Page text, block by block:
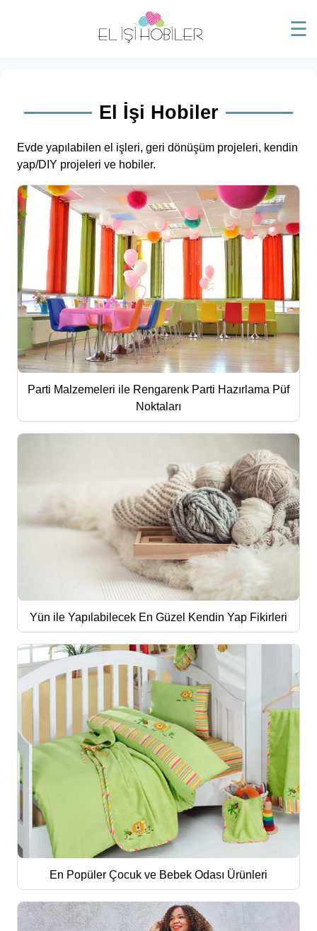
☰
El İşi Hobiler
Evde yapılabilen el işleri, geri dönüşüm projeleri, kendin
yap/DIY projeleri ve hobiler.
Parti Malzemeleri ile Rengarenk Parti Hazırlama Püf
Noktaları
Yün ile Yapılabilecek En Güzel Kendin Yap Fikirleri
En Popüler Çocuk ve Bebek Odası Ürünleri